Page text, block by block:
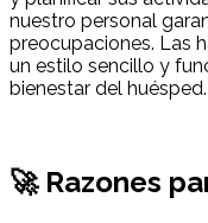
nuestro personal
preocupaciones. Las
un estilo sencillo y
bienestar del huésped.
🚀 Razones